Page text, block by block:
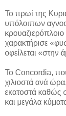
Το πρωί της
υπόλοιπων
κρουαζιερόπλοιο
χαρακτήρισε
οφείλεται «στην
Το Concordia, που
χιλιοστά ανά
εκατοστά καθώς
και μεγάλα